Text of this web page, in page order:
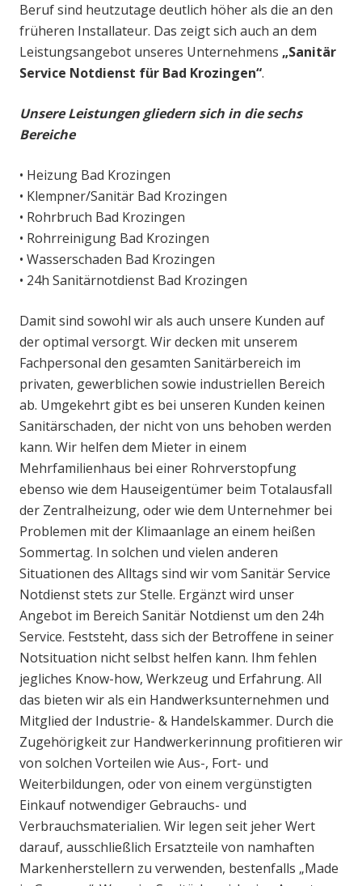
Beruf sind heutzutage deutlich höher als die an den
früheren Installateur. Das zeigt sich auch an dem
Leistungsangebot unseres Unternehmens „Sanitär
Service Notdienst für Bad Krozingen“.
Unsere Leistungen gliedern sich in die sechs
Bereiche
• Heizung Bad Krozingen
• Klempner/Sanitär Bad Krozingen
• Rohrbruch Bad Krozingen
• Rohrreinigung Bad Krozingen
• Wasserschaden Bad Krozingen
• 24h Sanitärnotdienst Bad Krozingen
Damit sind sowohl wir als auch unsere Kunden auf
der optimal versorgt. Wir decken mit unserem
Fachpersonal den gesamten Sanitärbereich im
privaten, gewerblichen sowie industriellen Bereich
ab. Umgekehrt gibt es bei unseren Kunden keinen
Sanitärschaden, der nicht von uns behoben werden
kann. Wir helfen dem Mieter in einem
Mehrfamilienhaus bei einer Rohrverstopfung
ebenso wie dem Hauseigentümer beim Totalausfall
der Zentralheizung, oder wie dem Unternehmer bei
Problemen mit der Klimaanlage an einem heißen
Sommertag. In solchen und vielen anderen
Situationen des Alltags sind wir vom Sanitär Service
Notdienst stets zur Stelle. Ergänzt wird unser
Angebot im Bereich Sanitär Notdienst um den 24h
Service. Feststeht, dass sich der Betroffene in seiner
Notsituation nicht selbst helfen kann. Ihm fehlen
jegliches Know-how, Werkzeug und Erfahrung. All
das bieten wir als ein Handwerksunternehmen und
Mitglied der Industrie- & Handelskammer. Durch die
Zugehörigkeit zur Handwerkerinnung profitieren wir
von solchen Vorteilen wie Aus-, Fort- und
Weiterbildungen, oder von einem vergünstigten
Einkauf notwendiger Gebrauchs- und
Verbrauchsmaterialien. Wir legen seit jeher Wert
darauf, ausschließlich Ersatzteile von namhaften
Markenherstellern zu verwenden, bestenfalls „Made